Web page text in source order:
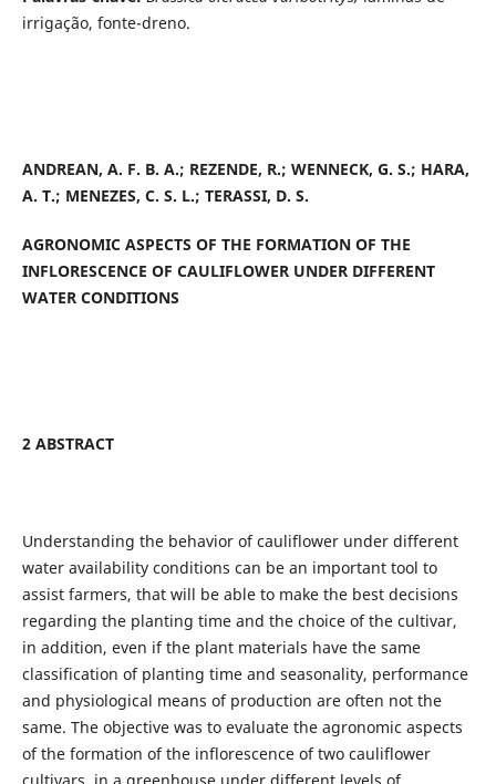
irrigação, fonte-dreno.
ANDREAN, A. F. B. A.; REZENDE, R.; WENNECK, G. S.; HARA,
A. T.; MENEZES, C. S. L.; TERASSI, D. S.
AGRONOMIC ASPECTS OF THE FORMATION OF THE
INFLORESCENCE OF CAULIFLOWER UNDER DIFFERENT
WATER CONDITIONS
2 ABSTRACT
Understanding the behavior of cauliflower under different
water availability conditions can be an important tool to
assist farmers, that will be able to make the best decisions
regarding the planting time and the choice of the cultivar,
in addition, even if the plant materials have the same
classification of planting time and seasonality, performance
and physiological means of production are often not the
same. The objective was to evaluate the agronomic aspects
of the formation of the inflorescence of two cauliflower